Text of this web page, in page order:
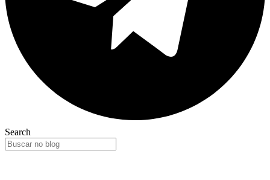
Search